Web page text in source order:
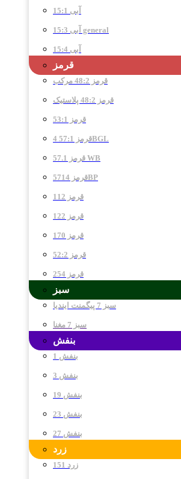
آبی 15:1
آبی 15:3 general
آبی 15:4
قرمز
قرمز 48:2 مرکب
قرمز 48:2 پلاستیک
قرمز 53:1
قرمز 57:1 4BGL
قرمز 57.1 WB
قرمز 5714BP
قرمز 112
قرمز 122
قرمز 170
قرمز 52:2
قرمز 254
سبز
سبز 7 پیگمنت ایندیا
سبز 7 مغنا
بنفش
بنفش 1
بنفش 3
بنفش 19
بنفش 23
بنفش 27
زرد
زرد 151